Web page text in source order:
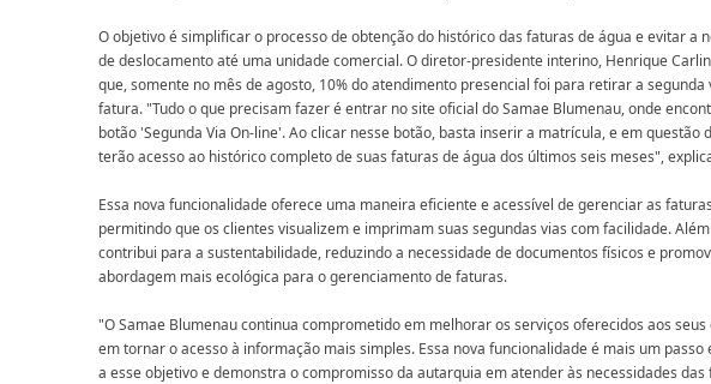
O objetivo é simplificar o processo de obtenção do histórico das faturas de água e evitar a
de deslocamento até uma unidade comercial. O diretor-presidente interino, Henrique
que, somente no mês de agosto, 10% do atendimento presencial foi para retirar a segunda
fatura. "Tudo o que precisam fazer é entrar no site oficial do Samae Blumenau, onde
botão 'Segunda Via On-line'. Ao clicar nesse botão, basta inserir a matrícula, e em questão
terão acesso ao histórico completo de suas faturas de água dos últimos seis meses",
Essa nova funcionalidade oferece uma maneira eficiente e acessível de gerenciar as
permitindo que os clientes visualizem e imprimam suas segundas vias com facilidade.
contribui para a sustentabilidade, reduzindo a necessidade de documentos físicos e
abordagem mais ecológica para o gerenciamento de faturas.
"O Samae Blumenau continua comprometido em melhorar os serviços oferecidos aos seus
em tornar o acesso à informação mais simples. Essa nova funcionalidade é mais um passo
a esse objetivo e demonstra o compromisso da autarquia em atender às necessidades das